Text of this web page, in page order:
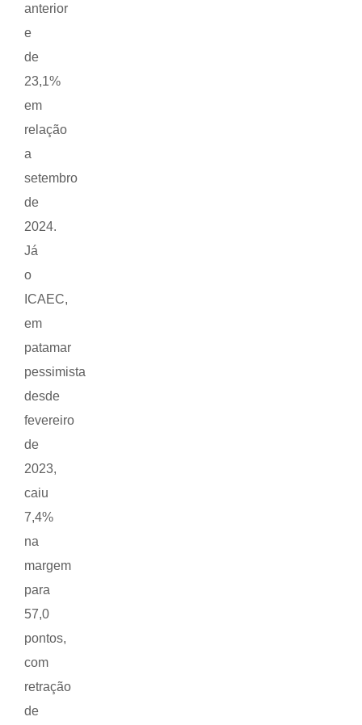
anterior
e
de
23,1%
em
relação
a
setembro
de
2024.
Já
o
ICAEC,
em
patamar
pessimista
desde
fevereiro
de
2023,
caiu
7,4%
na
margem
para
57,0
pontos,
com
retração
de